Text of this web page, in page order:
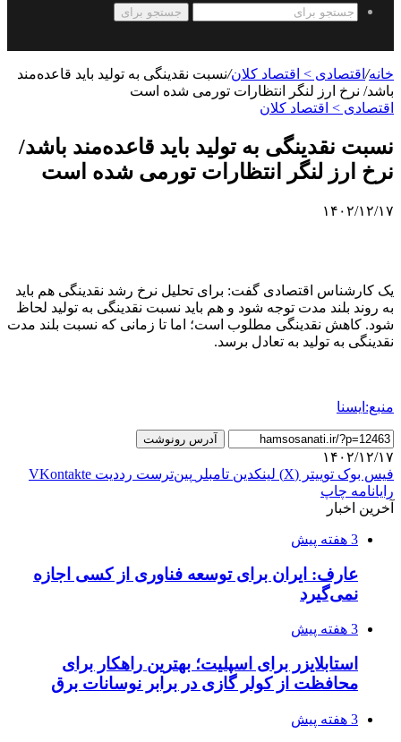
جستجو برای
خانه/ اقتصادی > اقتصاد کلان/نسبت نقدینگی به تولید باید قاعده‌مند
باشد/ نرخ ارز لنگر انتظارات تورمی شده است
اقتصادی > اقتصاد کلان
نسبت نقدینگی به تولید باید قاعده‌مند باشد/
نرخ ارز لنگر انتظارات تورمی شده است
۱۴۰۲/۱۲/۱۷
یک کارشناس اقتصادی گفت: برای تحلیل نرخ رشد نقدینگی هم باید
به روند بلند مدت توجه شود و هم باید نسبت نقدینگی به تولید لحاظ
شود. کاهش نقدینگی مطلوب است؛ اما تا زمانی که نسبت بلند مدت
نقدینگی به تولید به تعادل برسد.
منبع:ایسنا
آدرس رونوشت
۱۴۰۲/۱۲/۱۷
فیس بوک توییتر (X) لینکدین ‫تامبلر ‫پین‌ترست ‫رددیت ‫VKontakte
رایانامه چاپ
آخرین اخبار
3 هفته پیش
عارف: ایران برای توسعه فناوری از کسی اجازه
نمی‌گیرد
3 هفته پیش
استابلایزر برای اسپلیت؛ بهترین راهکار برای
محافظت از کولر گازی در برابر نوسانات برق
3 هفته پیش